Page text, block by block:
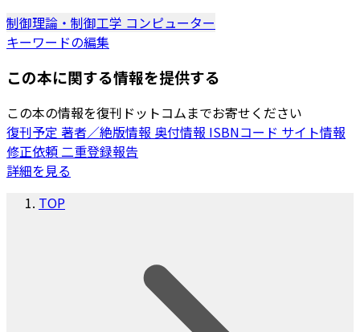
制御理論・制御工学 コンピューター
キーワードの編集
この本に関する情報を提供する
この本の情報を復刊ドットコムまでお寄せください
復刊予定 著者／絶版情報 奥付情報 ISBNコード サイト情報
修正依頼二重登録報告
詳細を見る
TOP